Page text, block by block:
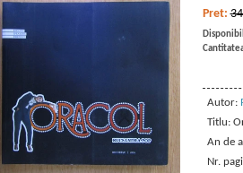
Pret:
Autor:
Titlu:
An de
Nr.